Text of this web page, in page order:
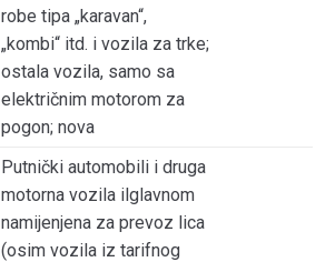
robe tipa „karavan“,
„kombi“ itd. i vozila za trke;
ostala vozila, samo sa
električnim motorom za
pogon; nova
Putnički automobili i druga
motorna vozila ilglavnom
namijenjena za prevoz lica
(osim vozila iz tarifnog